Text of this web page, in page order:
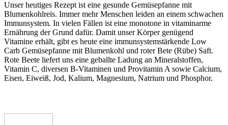
Unser heutiges Rezept ist eine gesunde Gemüsepfanne mit
Blumenkohlreis. Immer mehr Menschen leiden an einem schwachen
Immunsystem. In vielen Fällen ist eine monotone in vitaminarme
Ernährung der Grund dafür. Damit unser Körper genügend
Vitamine erhält, gibt es heute eine immunsystemstärkende Low
Carb Gemüsepfanne mit Blumenkohl und roter Bete (Rübe) Saft.
Rote Beete liefert uns eine geballte Ladung an Mineralstoffen,
Vitamin C, diversen B-Vitaminen und Provitamin A sowie Calcium,
Eisen, Eiweiß, Jod, Kalium, Magnesium, Natrium und Phosphor.